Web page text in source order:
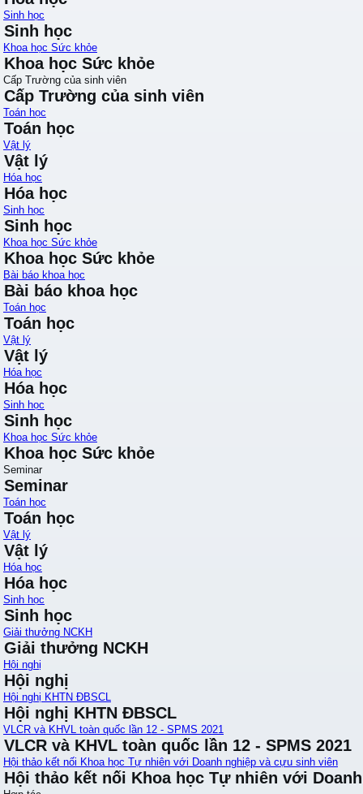
Sinh học
Sinh học
Khoa học Sức khỏe
Khoa học Sức khỏe
Cấp Trường của sinh viên
Cấp Trường của sinh viên
Toán học
Toán học
Vật lý
Vật lý
Hóa học
Hóa học
Sinh học
Sinh học
Khoa học Sức khỏe
Khoa học Sức khỏe
Bài báo khoa học
Bài báo khoa học
Toán học
Toán học
Vật lý
Vật lý
Hóa học
Hóa học
Sinh học
Sinh học
Khoa học Sức khỏe
Khoa học Sức khỏe
Seminar
Seminar
Toán học
Toán học
Vật lý
Vật lý
Hóa học
Hóa học
Sinh học
Sinh học
Giải thưởng NCKH
Giải thưởng NCKH
Hội nghị
Hội nghị
Hội nghị KHTN ĐBSCL
Hội nghị KHTN ĐBSCL
VLCR và KHVL toàn quốc lần 12 - SPMS 2021
VLCR và KHVL toàn quốc lần 12 - SPMS 2021
Hội thảo kết nối Khoa học Tự nhiên với Doanh nghiệp và cựu sinh viên
Hội thảo kết nối Khoa học Tự nhiên với